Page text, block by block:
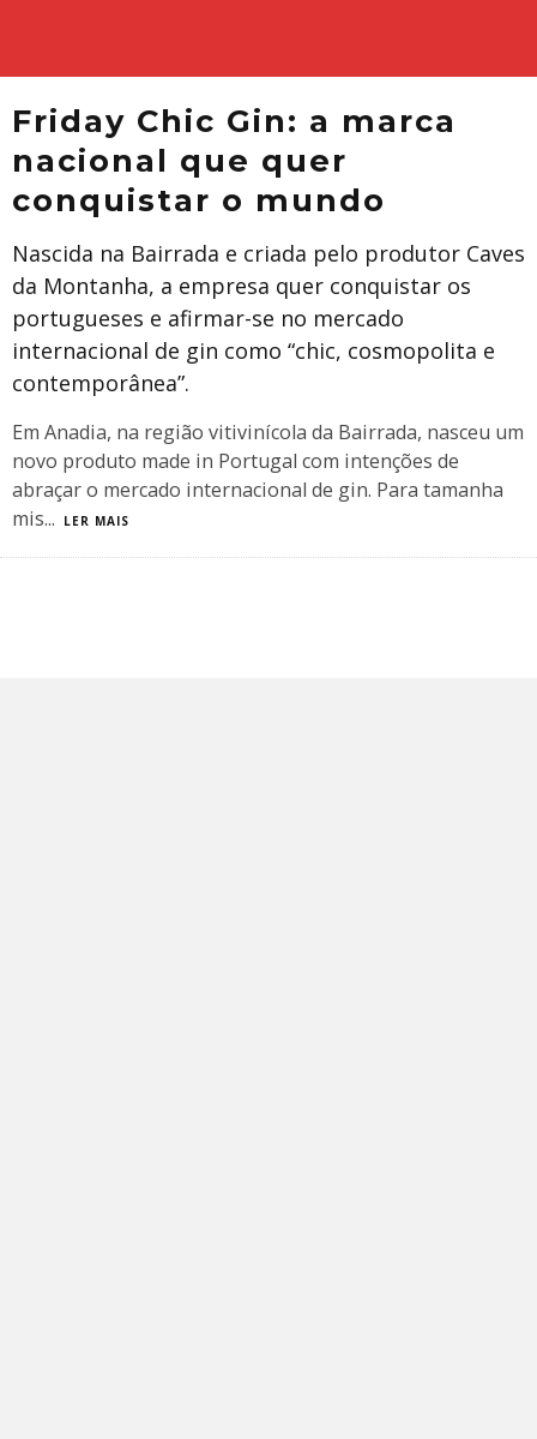
Friday Chic Gin: a marca
nacional que quer
conquistar o mundo
Nascida na Bairrada e criada pelo produtor Caves
da Montanha, a empresa quer conquistar os
portugueses e afirmar-se no mercado
internacional de gin como “chic, cosmopolita e
contemporânea”.
Em Anadia, na região vitivinícola da Bairrada, nasceu um
novo produto made in Portugal com intenções de
abraçar o mercado internacional de gin. Para tamanha
mis... LER MAIS